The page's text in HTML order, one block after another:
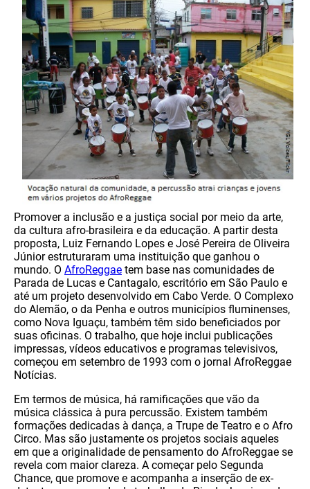
Promover a inclusão e a justiça social por meio da arte,
da cultura afro-brasileira e da educação. A partir desta
proposta, Luiz Fernando Lopes e José Pereira de Oliveira
Júnior estruturaram uma instituição que ganhou o
mundo. O AfroReggae tem base nas comunidades de
Parada de Lucas e Cantagalo, escritório em São Paulo e
até um projeto desenvolvido em Cabo Verde. O Complexo
do Alemão, o da Penha e outros municípios fluminenses,
como Nova Iguaçu, também têm sido beneficiados por
suas oficinas. O trabalho, que hoje inclui publicações
impressas, vídeos educativos e programas televisivos,
começou em setembro de 1993 com o jornal AfroReggae
Notícias.
Em termos de música, há ramificações que vão da
música clássica à pura percussão. Existem também
formações dedicadas à dança, a Trupe de Teatro e o Afro
Circo. Mas são justamente os projetos sociais aqueles
em que a originalidade de pensamento do AfroReggae se
revela com maior clareza. A começar pelo Segunda
Chance, que promove e acompanha a inserção de ex-